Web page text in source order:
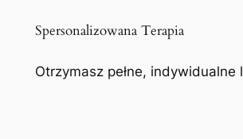
Spersonalizowana Terapia
Otrzymasz pełne, indywidualne